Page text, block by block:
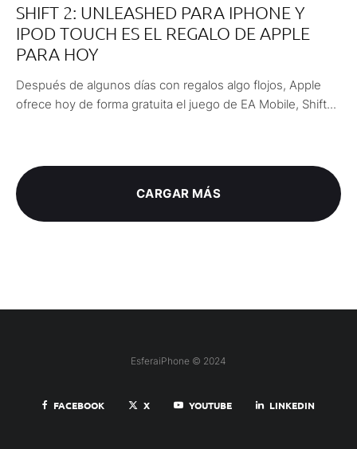
SHIFT 2: UNLEASHED PARA IPHONE Y
IPOD TOUCH ES EL REGALO DE APPLE
PARA HOY
Después de algunos días con regalos algo flojos, Apple
ofrece hoy de forma gratuita el juego de EA Mobile, Shift...
CARGAR MÁS
EsferaiPhone © 2024
FACEBOOK X YOUTUBE LINKEDIN